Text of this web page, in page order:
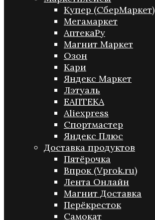
Купер (СберМаркет)
Мегамаркет
АптекаРу
Магнит Маркет
Озон
Кари
Яндекс Маркет
Лэтуаль
ЕАПТЕКА
Aliexpress
Спортмастер
Яндекс Плюс
Доставка продуктов
Пятёрочка
Впрок (Vprok.ru)
Лента Онлайн
Магнит Доставка
Перёкресток
Самокат